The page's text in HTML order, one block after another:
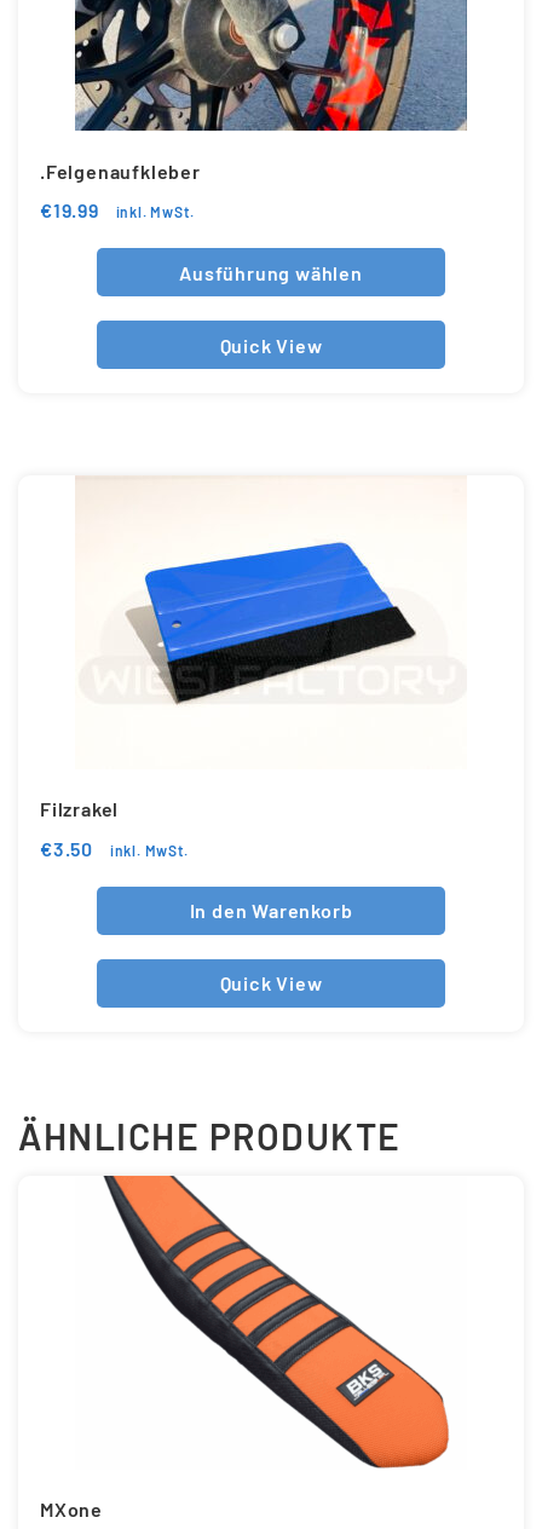
.Felgenaufkleber
€19.99 inkl. MwSt.
Ausführung wählen
Quick View
Filzrakel
€3.50 inkl. MwSt.
In den Warenkorb
Quick View
ÄHNLICHE PRODUKTE
MXone